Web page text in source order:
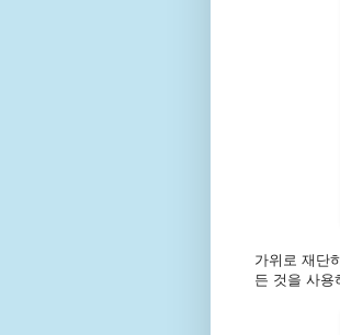
가위로 재단
든 것을 사용